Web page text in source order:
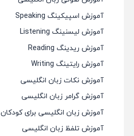
آموزش اسپیکینگ Speaking
آموزش لیسنینگ Listening
آموزش ریدینگ Reading
آموزش رایتینگ Writing
آموزش نکات زبان انگلیسی
آموزش گرامر زبان انگلیسی
آموزش زبان انگلیسی برای کودکان
آموزش تلفظ زبان انگلیسی